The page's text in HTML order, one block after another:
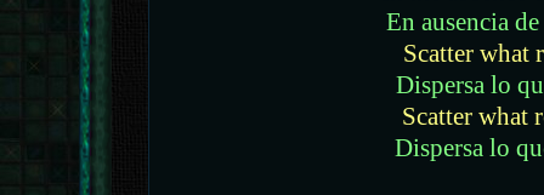
En ausencia
Scatter what
Dispersa lo
Scatter what
Dispersa lo